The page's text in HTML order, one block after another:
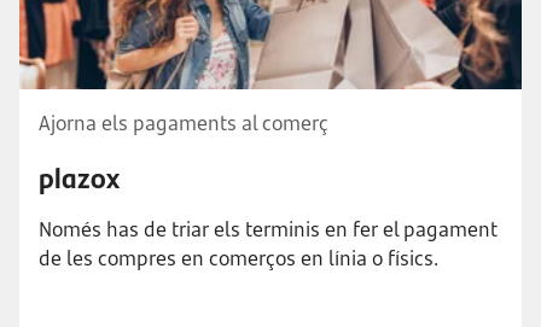
Ajorna els pagaments al comerç
plazox
Només has de triar els terminis en fer el pagament
de les compres en comerços en línia o físics.